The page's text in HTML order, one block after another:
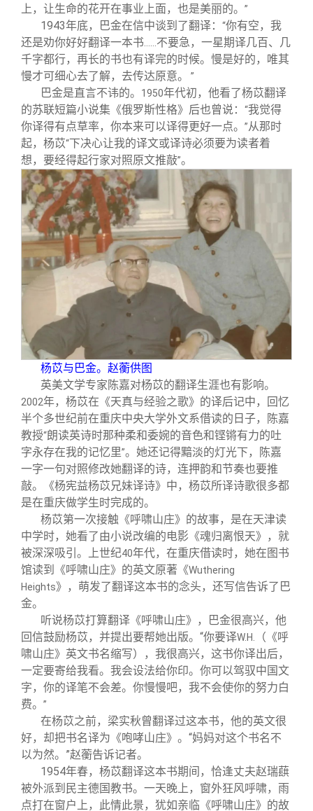
上，让生命的花开在事业上面，也是美丽的。 ”
1943年底，巴金在信中谈到了翻译： “你有空，我
还是劝你好好翻译一本书……不要急，一星期译几百、几
千字都行，再长的书也有译完的时候。慢是好的，唯其
慢才可细心去了解，去传达原意。
”
巴金是直言不讳的。 1950年代初，他看了杨苡翻译
的苏联短篇小说集《俄罗斯性格》后也曾说： “我觉得
你译得有点草率，你本来可以译得更好一点。 ”从那时
起，杨苡“下决心让我的译文或译诗必须要为读者着
想，要经得起行家对照原文推敲”。
杨苡与巴金。赵蘅供图
英美文学专家陈嘉对杨苡的翻译生涯也有影响。
2002年，杨苡在《天真与经验之歌》的译后记中，回忆
半个多世纪前在重庆中央大学外文系借读的日子，陈嘉
教授“朗读英诗时那种柔和委婉的音色和铿锵有力的吐
字永存在我的记忆里”。她还记得黯淡的灯光下，陈嘉
一字一句对照修改她翻译的诗，连押韵和节奏也要推
敲。《杨宪益杨苡兄妹译诗》中，杨苡所译诗歌很多都
是在重庆做学生时完成的。
杨苡第一次接触《呼啸山庄》的故事，是在天津读
中学时，她看了由小说改编的电影《魂归离恨天》，就
被深深吸引。上世纪40年代，在重庆借读时，她在图书
馆读到《呼啸山庄》的英文原著《Wuthering
Heights》，萌发了翻译这本书的念头，还写信告诉了巴
金。
听说杨苡打算翻译《呼啸山庄》，巴金很高兴，他
回信鼓励杨苡，并提出要帮她出版。“你要译W.H.
（《呼
啸山庄》英文书名缩写），我很高兴，这书你译出后，
一定要寄给我看。我会设法给你印。你可以驾驭中国文
字，你的译笔不会差。你慢慢吧，我不会使你的努力白
费。 ”
在杨苡之前，梁实秋曾翻译过这本书，他的英文很
好，却把书名译为《咆哮山庄》。“妈妈对这个书名不
以为然。”赵蘅告诉记者。
1954年春，杨苡翻译这本书期间，恰逢丈夫赵瑞蕻
被外派到民主德国教书。一天晚上，窗外狂风呼啸，雨
点打在窗户上，此情此景，犹如亲临《呼啸山庄》的故